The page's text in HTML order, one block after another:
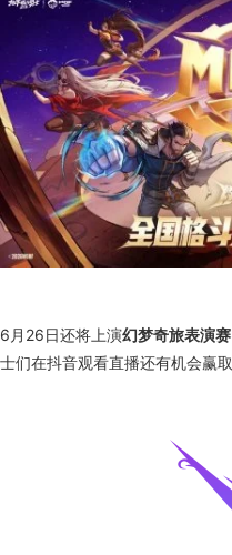
6月26日还将上演幻梦奇旅表演赛
士们在抖音观看直播还有机会赢取